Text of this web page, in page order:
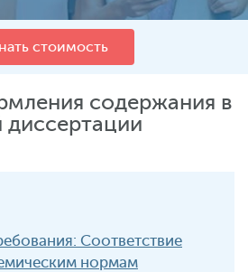
стоимость
содержания в
диссертации
Соответствие
нормам